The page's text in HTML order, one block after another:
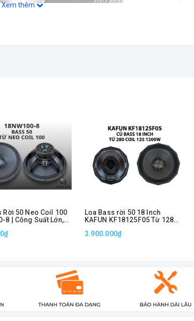
Xem thêm
Rời 50 Neo Coil 100
8 | Công Suất Lớn,
Loa Bass rời 50 18 Inch
KAFUN KF18125F05 Từ 128
Bass Siêu Trầm Mạnh Mẽ Cho
3.900.000₫